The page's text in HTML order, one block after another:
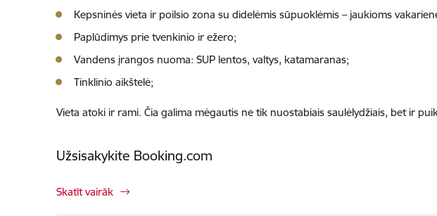
Kepsninės vieta ir poilsio zona su didelėmis sūpuoklėmis – jaukioms
Paplūdimys prie tvenkinio ir ežero;
Vandens įrangos nuoma: SUP lentos, valtys, katamaranas;
Tinklinio aikštelė;
Vieta atoki ir rami. Čia galima mėgautis ne tik nuostabiais saulėlydžiais, bet ir
Užsisakykite Booking.com
Skatīt vairāk